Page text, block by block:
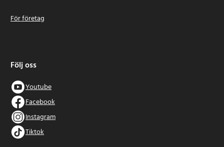
För företag
Följ oss
Youtube
Facebook
Instagram
Tiktok